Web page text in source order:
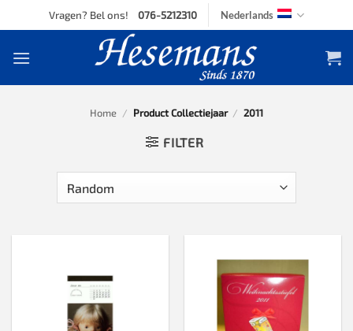
to
Vragen? Bel ons! 076-5212310 Nederlands
Home / Product Collectiejaar / 2011
FILTER